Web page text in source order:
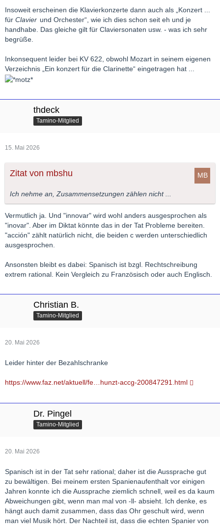
Insoweit erscheinen die Klavierkonzerte dann auch als „Konzert ...
für Clavier und Orchester“, wie ich dies schon seit eh und je
handhabe. Das gleiche gilt für Claviersonaten usw. - was ich sehr
begrüße.
Inkonsequent leider bei KV 622, obwohl Mozart in seinem eigenen
Verzeichnis „Ein konzert für die Clarinette“ eingetragen hat ...
thdeck
Tamino-Mitglied
15. Mai 2026
Zitat von mbshu
Ich nehme an, Zusammensetzungen zählen nicht ...
Vermutlich ja. Und "innovar" wird wohl anders ausgesprochen als
"inovar". Aber im Diktat könnte das in der Tat Probleme bereiten.
"acción" zählt natürlich nicht, die beiden c werden unterschiedlich
ausgesprochen.
Ansonsten bleibt es dabei: Spanisch ist bzgl. Rechtschreibung
extrem rational. Kein Vergleich zu Französisch oder auch Englisch.
Christian B.
Tamino-Mitglied
20. Mai 2026
Leider hinter der Bezahlschranke
https://www.faz.net/aktuell/fe…hunzt-accg-200847291.html
Dr. Pingel
Tamino-Mitglied
20. Mai 2026
Spanisch ist in der Tat sehr rational; daher ist die Aussprache gut
zu bewältigen. Bei meinem ersten Spanienaufenthalt vor einigen
Jahren konnte ich die Aussprache ziemlich schnell, weil es da kaum
Abweichungen gibt, wenn man mal von -ll- absieht. Ich denke, es
hängt auch damit zusammen, dass das Ohr geschult wird, wenn
man viel Musik hört. Der Nachteil ist, dass die echten Spanier von